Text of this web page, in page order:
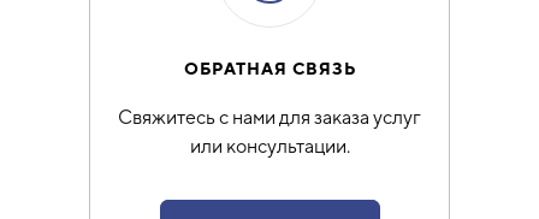
ОБРАТНАЯ СВЯЗЬ
Свяжитесь с нами для заказа услуг
или консультации.